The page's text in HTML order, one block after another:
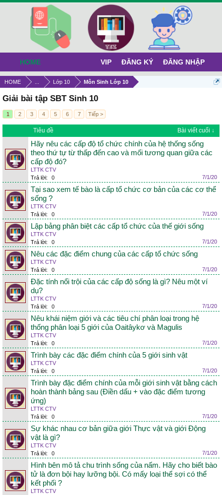
HOME Lớp 10 Môn Sinh Lớp 10
Giải bài tập SBT Sinh 10
1 2 3 4 5 6 7 Tiếp >
Tiêu đề Bài viết cuối ↓
Hãy nêu các cấp độ tổ chức chính của hệ thống sống
theo thứ tự từ thấp đến cao và mối tương quan giữa các
cấp độ đó?
LTTK CTV
Trả lời:
0 7/1/20
Tại sao xem tế bào là cấp tổ chức cơ bản của các cơ thể
sống ?
LTTK CTV
Trả lời:
0 7/1/20
Lập bảng phân biệt các cấp tổ chức của thế giới sống
LTTK CTV
Trả lời:
0 7/1/20
Nêu các đặc điểm chung của các cấp tổ chức sống
LTTK CTV
Trả lời:
0 7/1/20
Đặc tính nổi trội của các cấp độ sống là gì? Nêu một ví
dụ?
LTTK CTV
Trả lời:
0 7/1/20
Nêu khái niệm giới và các tiêu chí phân loại trong hệ
thống phân loại 5 giới của Oaitâykơ và Magulis
LTTK CTV
Trả lời:
0 7/1/20
Trình bày các đặc điểm chính của 5 giới sinh vật
LTTK CTV
Trả lời:
0 7/1/20
Trình bày đặc điểm chính của mỗi giới sinh vật bằng cách
hoàn thành bảng sau (Điền dấu + vào đặc điểm tương
ứng)
LTTK CTV
Trả lời:
0 7/1/20
Sự khác nhau cơ bản giữa giới Thực vật và giới Động
vật là gì?
LTTK CTV
Trả lời:
0 7/1/20
Hình bên mô tả chu trình sống của nấm. Hãy cho biết bào
tử là đơn bội hay lưỡng bội. Có mấy loại thể sợi có thể
kết phối ?
LTTK CTV
HOME VIP ĐĂNG KÝ ĐĂNG NHẬP